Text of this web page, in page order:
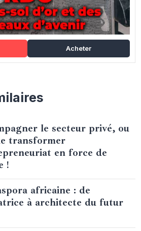
Acheter
le secteur privé, ou
transformer
en force de
!
africaine : de
à architecte du futur